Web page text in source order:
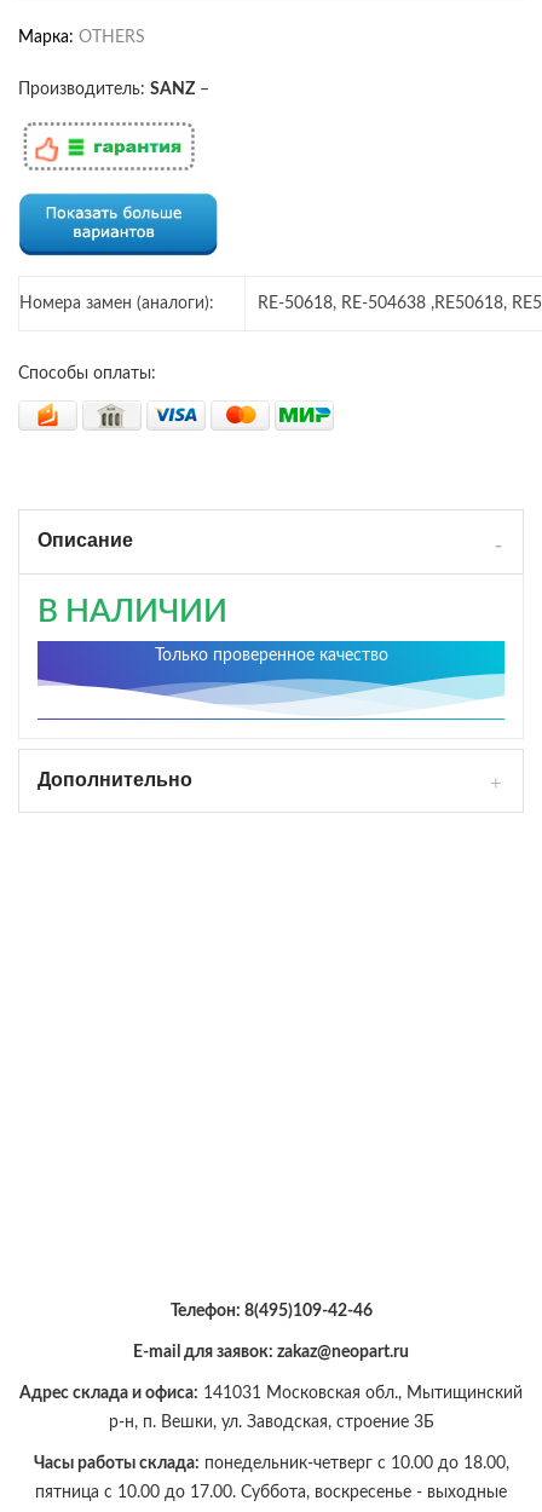
Марка: OTHERS
Производитель: SANZ –
Номера замен (аналоги): RE-50618, RE-504638 ,RE50618,
Способы оплаты:
Описание
В НАЛИЧИИ
Только проверенное качество
Дополнительно
Телефон: 8(495)109-42-46
E-mail для заявок: zakaz@neopart.ru
Адрес склада и офиса: 141031 Московская обл., Мытищинский
р-н, п. Вешки, ул. Заводская, строение 3Б
Часы работы склада: понедельник-четверг с 10.00 до 18.00,
пятница с 10.00 до 17.00. Суббота, воскресенье - выходные